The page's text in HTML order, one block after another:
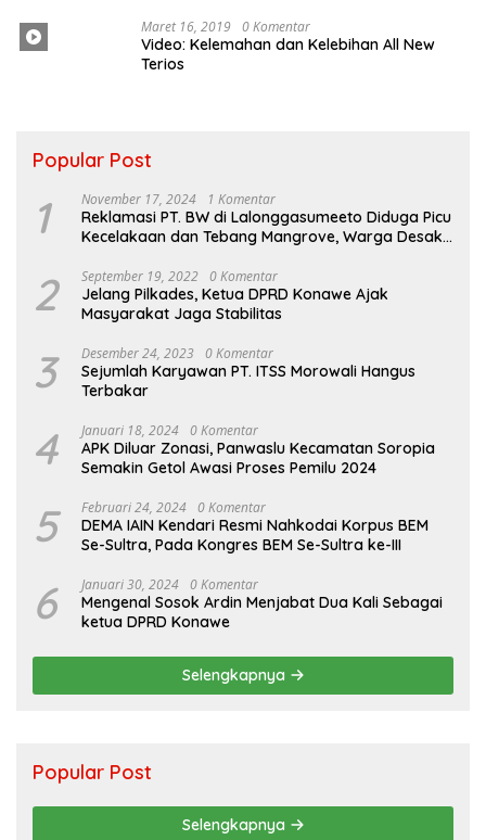
Maret 16, 2019 0 Komentar
Video: Kelemahan dan Kelebihan All New
Terios
Popular Post
1 November 17, 2024 1 Komentar
Reklamasi PT. BW di Lalonggasumeeto Diduga Picu
Kecelakaan dan Tebang Mangrove, Warga Desak
2 September 19, 2022 0 Komentar
Jelang Pilkades, Ketua DPRD Konawe Ajak
Masyarakat Jaga Stabilitas
3 Desember 24, 2023 0 Komentar
Sejumlah Karyawan PT. ITSS Morowali Hangus
Terbakar
4 Januari 18, 2024 0 Komentar
APK Diluar Zonasi, Panwaslu Kecamatan Soropia
Semakin Getol Awasi Proses Pemilu 2024
5 Februari 24, 2024 0 Komentar
DEMA IAIN Kendari Resmi Nahkodai Korpus BEM
Se-Sultra, Pada Kongres BEM Se-Sultra ke-III
6 Januari 30, 2024 0 Komentar
Mengenal Sosok Ardin Menjabat Dua Kali Sebagai
ketua DPRD Konawe
Selengkapnya
Popular Post
Selengkapnya